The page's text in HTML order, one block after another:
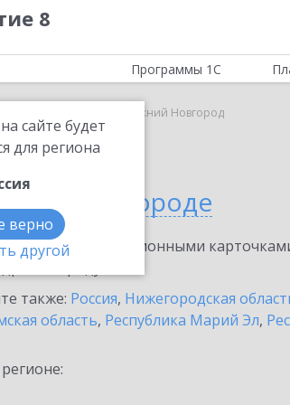
8
сайте будет
для региона
верно
другой
Программы 1С
Нижний Новгород
Новгороде
с информационными
также: Россия, Нижегородская
область, Республика Марий Эл,